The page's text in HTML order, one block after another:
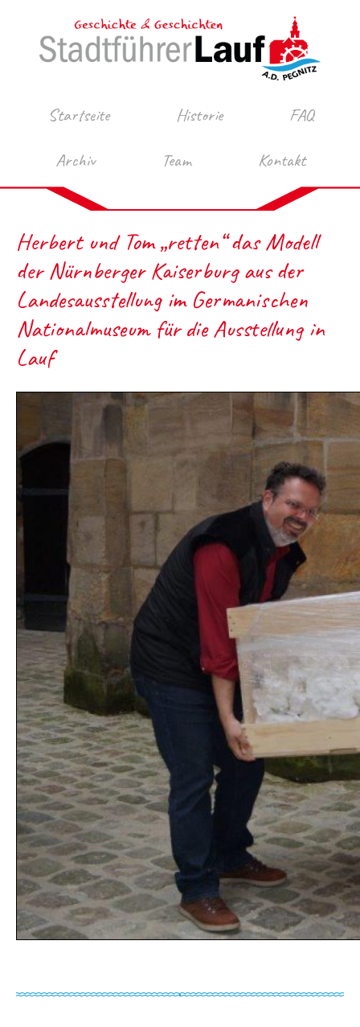
Startseite Historie
FAQ
Archiv
Team Kontakt
Herbert und Tom „retten“ das Modell
der Nürnberger Kaiserburg aus der
Landesausstellung im Germanischen
Nationalmuseum für die Ausstellung in
Lauf